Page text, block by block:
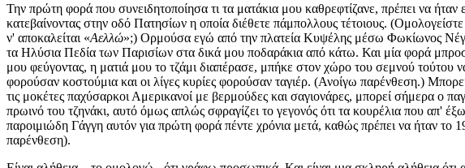
Την πρώτη φορά που συνειδητοποίησα τι τα ματάκια μου καθρεφτίζανε, πρέπει να
κατεβαίνοντας στην οδό Πατησίων η οποία διέθετε πάμπολλους τέτοιους.
ν' αποκαλείται «Αελλώ»;) Ορμούσα εγώ από την πλατεία Κυψέλης μέσω Φωκίωνος
τα Ηλύσια Πεδία των Παρισίων στα δικά μου ποδαράκια από κάτω. Και μία φορά
μου φεύγοντας, η ματιά μου το τζάμι διαπέρασε, μπήκε στον χώρο του σεμνού
φορούσαν κοστούμια και οι λίγες κυρίες φορούσαν ταγιέρ. (Ανοίγω παρένθεση.)
τις μοκέτες παχύσαρκοι Αμερικανοί με βερμούδες και σαγιονάρες, μπορεί σήμερα ο
πρωινό του τζηνάκι, αυτό όμως απλώς σφραγίζει το γεγονός ότι τα κουρέλια που απ'
παροιμιώδη Γάγγη αυτόν για πρώτη φορά πέντε χρόνια μετά, καθώς πρέπει να ήταν
παρένθεση).